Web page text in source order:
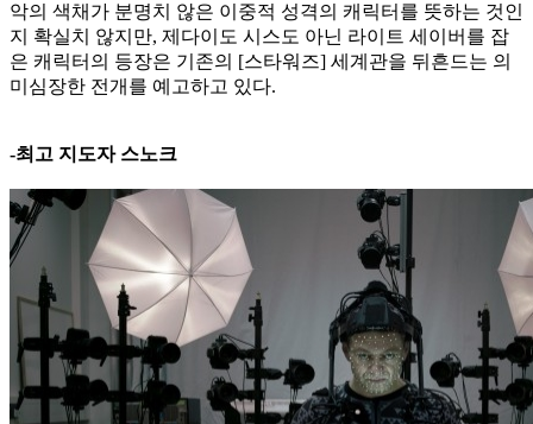
악의 색채가 분명치 않은 이중적 성격의 캐릭터를 뜻하는 것인
지 확실치 않지만, 제다이도 시스도 아닌 라이트 세이버를 잡
은 캐릭터의 등장은 기존의 [스타워즈] 세계관을 뒤흔드는 의
미심장한 전개를 예고하고 있다.
-최고 지도자 스노크